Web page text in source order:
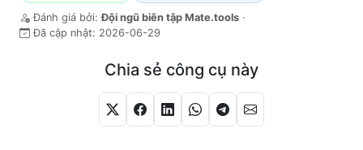
Đánh giá bởi:Đội ngũ biên tập Mate.tools ·
Đã cập nhật: 2026-06-29
Chia sẻ công cụ này